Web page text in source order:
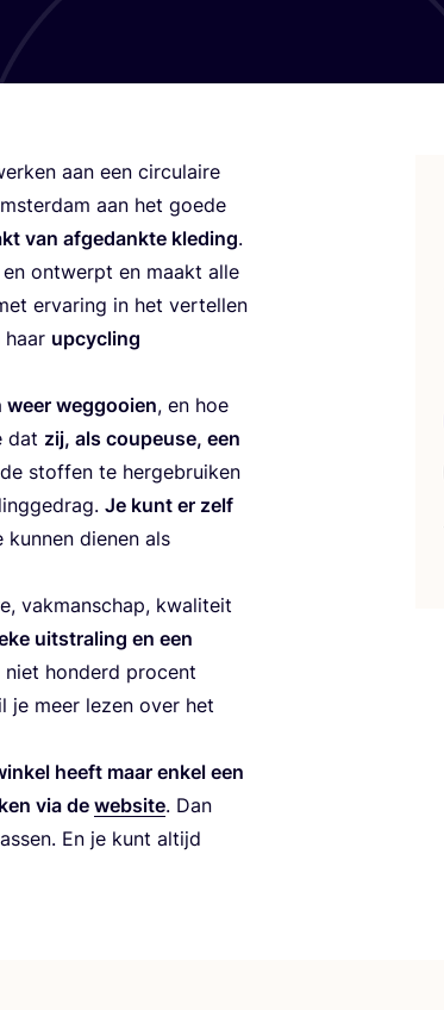
aan een cir­cu­lai­re
aan het goe­de
van afge­dank­te kle­ding.
en ont­werpt en maakt alle
erva­ring in het ver­tel­len
haar upcy­cling
weg­gooi­en, en hoe
dat zij, als cou­peu­se, een
stof­fen te her­ge­brui­ken
Je kunt er zelf
die­nen als
vak­man­schap, kwa­li­teit
uit­stra­ling en een
hon­derd pro­cent
je meer lezen over het
heeft maar enkel een
via de web­si­te. Dan
En je kunt altijd